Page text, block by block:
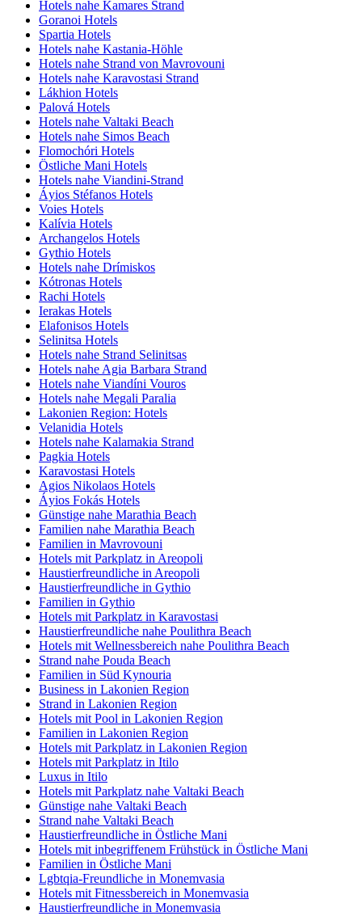
Hotels nahe Kamares Strand
Goranoi Hotels
Spartia Hotels
Hotels nahe Kastania-Höhle
Hotels nahe Strand von Mavrovouni
Hotels nahe Karavostasi Strand
Lákhion Hotels
Palová Hotels
Hotels nahe Valtaki Beach
Hotels nahe Simos Beach
Flomochóri Hotels
Östliche Mani Hotels
Hotels nahe Viandini-Strand
Áyios Stéfanos Hotels
Voies Hotels
Kalívia Hotels
Archangelos Hotels
Gythio Hotels
Hotels nahe Drímiskos
Kótronas Hotels
Rachi Hotels
Ierakas Hotels
Elafonisos Hotels
Selinitsa Hotels
Hotels nahe Strand Selinitsas
Hotels nahe Agia Barbara Strand
Hotels nahe Viandíni Vouros
Hotels nahe Megali Paralia
Lakonien Region: Hotels
Velanidia Hotels
Hotels nahe Kalamakia Strand
Pagkia Hotels
Karavostasi Hotels
Agios Nikolaos Hotels
Áyios Fokás Hotels
Günstige nahe Marathia Beach
Familien nahe Marathia Beach
Familien in Mavrovouni
Hotels mit Parkplatz in Areopoli
Haustierfreundliche in Areopoli
Haustierfreundliche in Gythio
Familien in Gythio
Hotels mit Parkplatz in Karavostasi
Haustierfreundliche nahe Poulithra Beach
Hotels mit Wellnessbereich nahe Poulithra Beach
Strand nahe Pouda Beach
Familien in Süd Kynouria
Business in Lakonien Region
Strand in Lakonien Region
Hotels mit Pool in Lakonien Region
Familien in Lakonien Region
Hotels mit Parkplatz in Lakonien Region
Hotels mit Parkplatz in Itilo
Luxus in Itilo
Hotels mit Parkplatz nahe Valtaki Beach
Günstige nahe Valtaki Beach
Strand nahe Valtaki Beach
Haustierfreundliche in Östliche Mani
Hotels mit inbegriffenem Frühstück in Östliche Mani
Familien in Östliche Mani
Lgbtqia-Freundliche in Monemvasia
Hotels mit Fitnessbereich in Monemvasia
Haustierfreundliche in Monemvasia